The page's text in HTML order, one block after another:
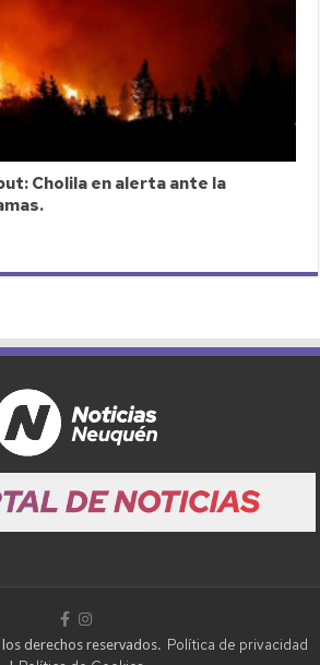
Cholila en alerta ante la
derechos reservados. Política de privacidad